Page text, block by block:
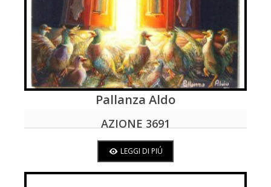
LEGGI DI PIÚ
Pallanza Aldo
AZIONE 3691
LEGGI DI PIÚ